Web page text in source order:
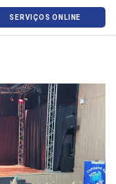
SERVIÇOS ONLINE